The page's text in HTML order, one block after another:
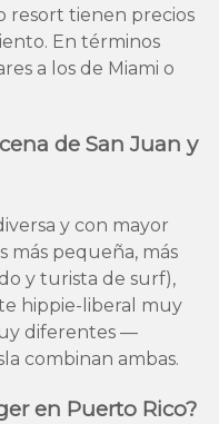
resort tienen precios
En términos
a los de Miami o
de San Juan y
y con mayor
más pequeña, más
y turista de surf),
hippie-liberal muy
diferentes —
combinan ambas.
en Puerto Rico?